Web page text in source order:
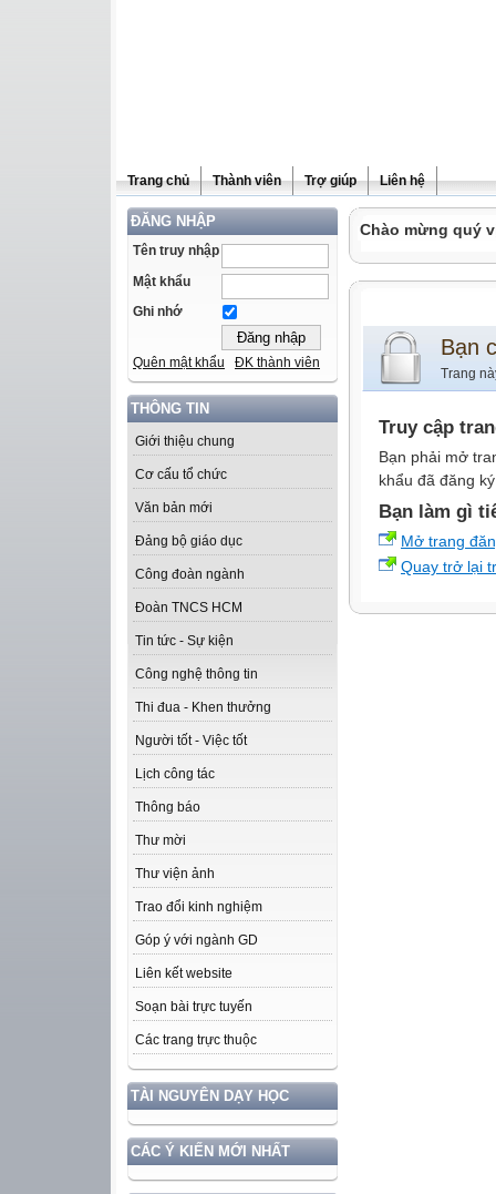
Trang chủ Thành viên Trợ giúp Liên hệ
ĐĂNG NHẬP
Tên truy nhập
Mật khẩu
Ghi nhớ
Quên mật khẩu ĐK thành viên
THÔNG TIN
Giới thiệu chung
Cơ cấu tổ chức
Văn bản mới
Đảng bộ giáo dục
Công đoàn ngành
Đoàn TNCS HCM
Tin tức - Sự kiện
Công nghệ thông tin
Thi đua - Khen thưởng
Người tốt - Việc tốt
Lịch công tác
Thông báo
Thư mời
Thư viện ảnh
Trao đổi kinh nghiệm
Góp ý với ngành GD
Liên kết website
Soạn bài trực tuyến
Các trang trực thuộc
TÀI NGUYÊN DẠY HỌC
CÁC Ý KIẾN MỚI NHẤT
Chào mừng quý
Bạn
Trang
Truy cập
Bạn phải mở
khẩu đã đăng
Bạn làm gì
Mở trang
Quay trở lại